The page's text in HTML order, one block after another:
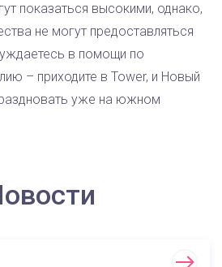
показаться высокими, однако,
не могут предоставляться
в помощи по
– приходите в Tower, и Новый
уже на южном